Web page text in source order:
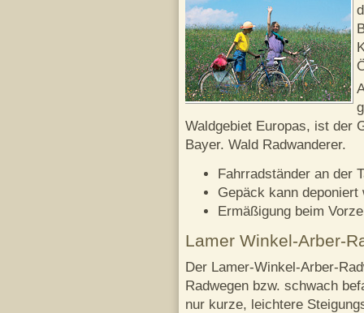
Waldgebiet Europas, ist der
Bayer. Wald Radwanderer.
Fahrradständer an der
Gepäck kann deponiert
Ermäßigung beim
Lamer Winkel-Arber-
Der Lamer-Winkel-Arber-
Radwegen bzw. schwach
nur kurze, leichtere